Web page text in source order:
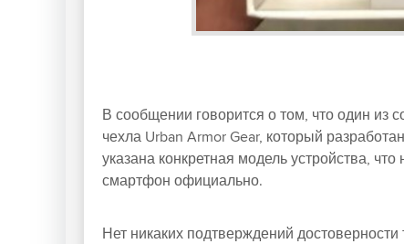
В сообщении говорится о том, что один из
чехла Urban Armor Gear, который
указана конкретная модель устройства,
смартфон официально.
Нет никаких подтверждений